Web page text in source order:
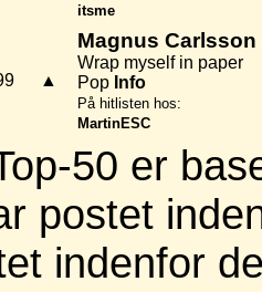
itsme
▲
Magnus Carlsson
Wrap myself in paper
Pop Info
På hitlisten hos:
MartinESC
50 er
postet
indenfor